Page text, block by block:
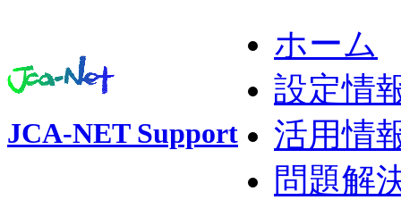
JCA-NET Support
ホーム
設定情
活用情
問題解